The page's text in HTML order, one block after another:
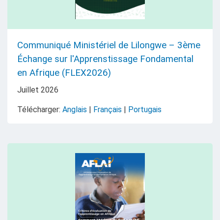
Communiqué Ministériel de Lilongwe – 3ème
Échange sur l'Apprenstissage Fondamental
en Afrique (FLEX2026)
Juillet 2026
Télécharger: Anglais Français Portugais